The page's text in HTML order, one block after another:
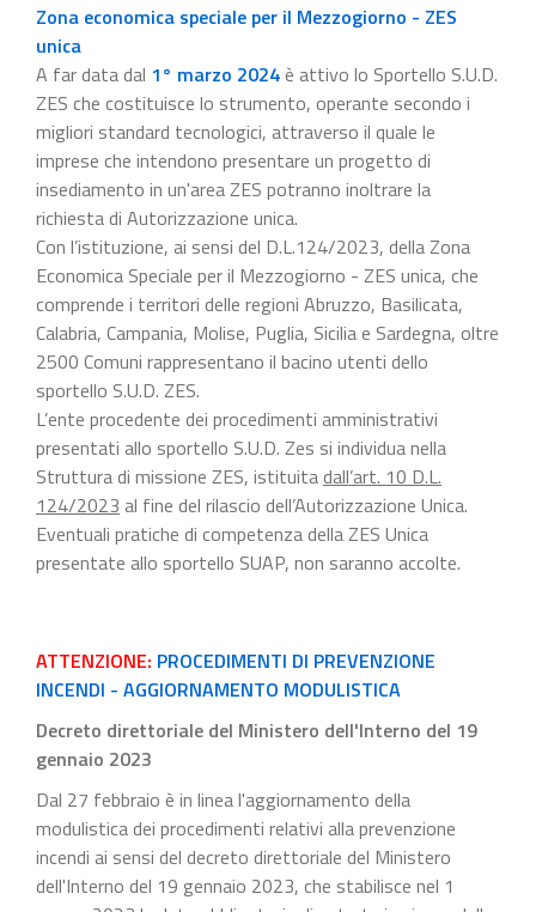
Zona economica speciale per il Mezzogiorno - ZES
unica
A far data dal 1° marzo 2024è attivo lo Sportello S.U.D.
ZES che costituisce lo strumento, operante secondo i
migliori standard tecnologici, attraverso il quale le
imprese che intendono presentare un progetto di
insediamento in un'area ZES potranno inoltrare la
richiesta di Autorizzazione unica.
Con l’istituzione, ai sensi del D.L.124/2023, della Zona
Economica Speciale per il Mezzogiorno - ZES unica, che
comprende i territori delle regioni Abruzzo, Basilicata,
Calabria, Campania, Molise, Puglia, Sicilia e Sardegna, oltre
2500 Comuni rappresentano il bacino utenti dello
sportello S.U.D. ZES.
L’ente procedente dei procedimenti amministrativi
presentati allo sportello S.U.D. Zes si individua nella
Struttura di missione ZES, istituitadall’art. 10 D.L.
124/2023 al fine del rilascio dell’Autorizzazione Unica.
Eventuali pratiche di competenza della ZES Unica
presentate allo sportello SUAP, non saranno accolte.
ATTENZIONE: PROCEDIMENTI DI PREVENZIONE
INCENDI - AGGIORNAMENTO MODULISTICA
Decreto direttoriale del Ministero dell'Interno del 19
gennaio 2023
Dal 27 febbraio è in linea l'aggiornamento della
modulistica dei procedimenti relativi alla prevenzione
incendi ai sensi del decreto direttoriale del Ministero
dell'Interno del 19 gennaio 2023, che stabilisce nel 1